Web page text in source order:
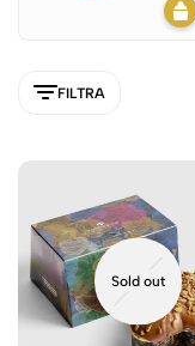
FILTRA
Sold out